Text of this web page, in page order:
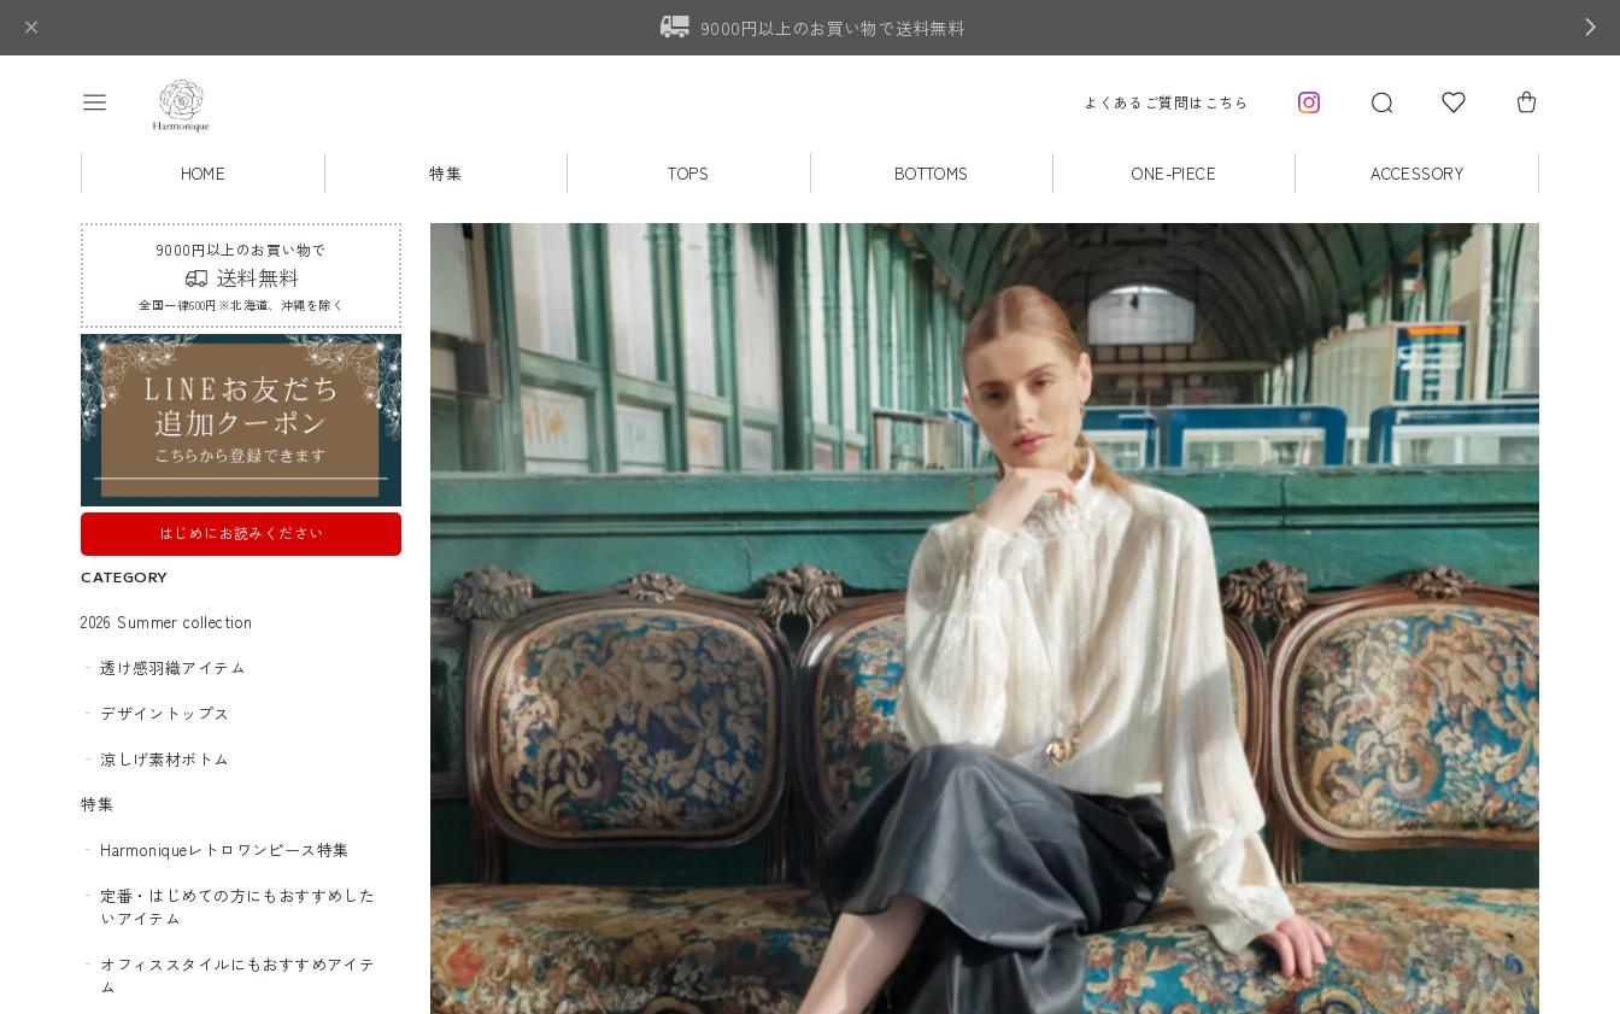
9000円以上のお買い物で送料無料
よくあるご質問はこちら
HOME 特集 TOPS BOTTOMS ONE-PIECE ACCESSORY
9000円以上のお買い物で
送料無料
全国一律600円※北海道、沖縄を除く
はじめにお読みください
CATEGORY
2026 Summer collection
透け感羽織アイテム
デザイントップス
涼しげ素材ボトム
特集
Harmoniqueレトロワンピース特集
定番・はじめての方にもおすすめした
いアイテム
オフィススタイルにもおすすめアイテ
ム